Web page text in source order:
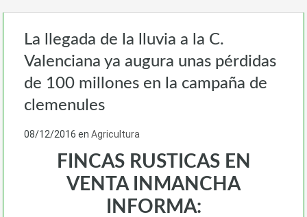
La llegada de la lluvia a la C.
Valenciana ya augura unas pérdidas
de 100 millones en la campaña de
clemenules
08/12/2016 en Agricultura
FINCAS RUSTICAS EN
VENTA INMANCHA
INFORMA: